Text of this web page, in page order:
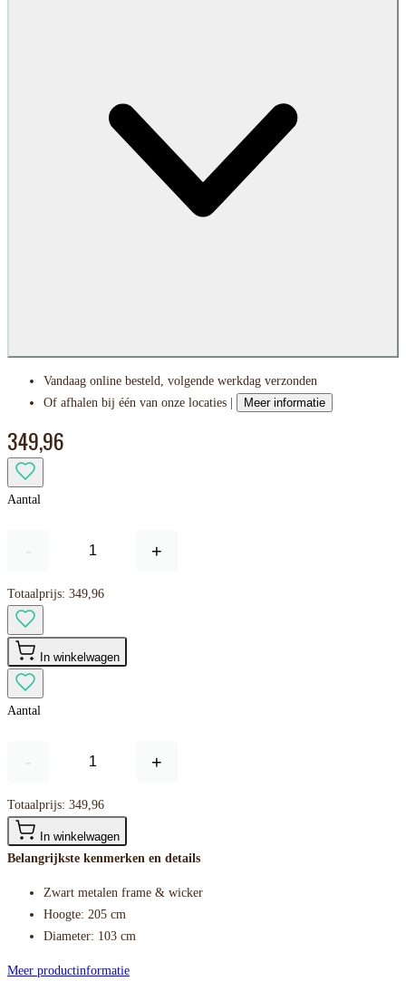
Vandaag online besteld, volgende werkdag verzonden
Of afhalen bij één van onze locaties |
Meer informatie
349,96
Aantal
- +
Totaalprijs: 349,96
In winkelwagen
Aantal
- +
Totaalprijs: 349,96
In winkelwagen
Belangrijkste kenmerken en details
Zwart metalen frame & wicker
Hoogte: 205 cm
Diameter: 103 cm
Meer productinformatie